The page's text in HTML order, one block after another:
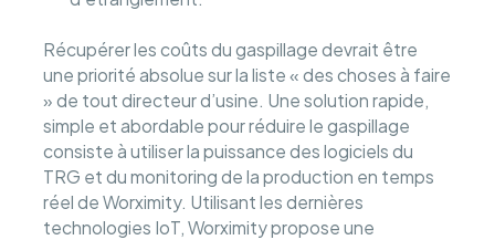
Récupérer les coûts du gaspillage devrait être
une priorité absolue sur la liste « des choses à faire
» de tout directeur d’usine. Une solution rapide,
simple et abordable pour réduire le gaspillage
consiste à utiliser la puissance des logiciels du
TRG et du monitoring de la production en temps
réel de Worximity. Utilisant les dernières
technologies IoT, Worximity propose une